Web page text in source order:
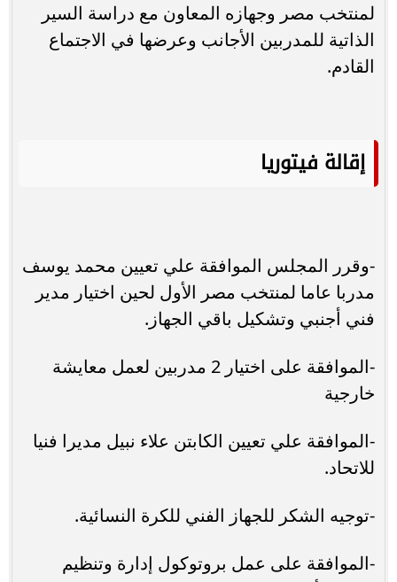
لمنتخب مصر وجهازه المعاون مع دراسة السير
الذاتية للمدربين الأجانب وعرضها في الاجتماع
القادم.
إقالة فيتوريا
-وقرر المجلس الموافقة علي تعيين محمد يوسف
مدربا عاما لمنتخب مصر الأول لحين اختيار مدير
فني أجنبي وتشكيل باقي الجهاز.
-الموافقة على اختيار 2 مدربين لعمل معايشة
خارجية
-الموافقة علي تعيين الكابتن علاء نبيل مديرا فنيا
للاتحاد.
-توجيه الشكر للجهاز الفني للكرة النسائية.
-الموافقة على عمل بروتوكول إدارة وتنظيم